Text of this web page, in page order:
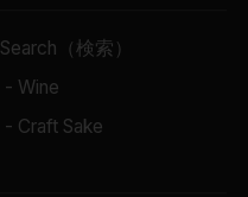
Search（検索）
- Wine
- Craft Sake